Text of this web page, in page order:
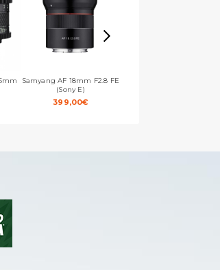
Samyang AF 18mm F2.8 FE
(Sony E)
399,00€